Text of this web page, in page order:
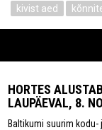
kivist aed
HORTES
LAUPÄEVAL, 8.
Baltikumi suurim